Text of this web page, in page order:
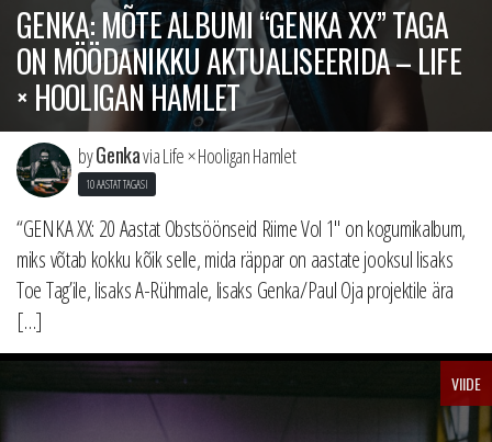
GENKA: MÕTE ALBUMI “GENKA XX” TAGA
ON MÖÖDANIKKU AKTUALISEERIDA – LIFE
× HOOLIGAN HAMLET
byGenkavia Life × Hooligan Hamlet
10 AASTAT TAGASI
“GENKA XX: 20 Aastat Obstsöönseid Riime Vol 1″ on kogumikalbum,
miks võtab kokku kõik selle, mida räppar on aastate jooksul lisaks
Toe Tag’ile, lisaks A-Rühmale, lisaks Genka/Paul Oja projektile ära
[…]
VIIDE